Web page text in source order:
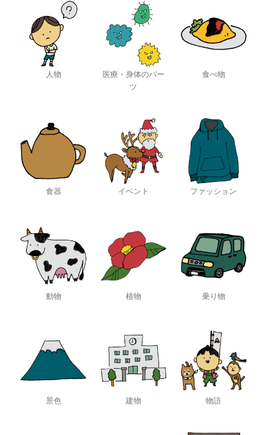
人物
医療・身体のパー
ツ
食べ物
食器 イベント ファッション
動物 植物 乗り物
景色 建物 物語